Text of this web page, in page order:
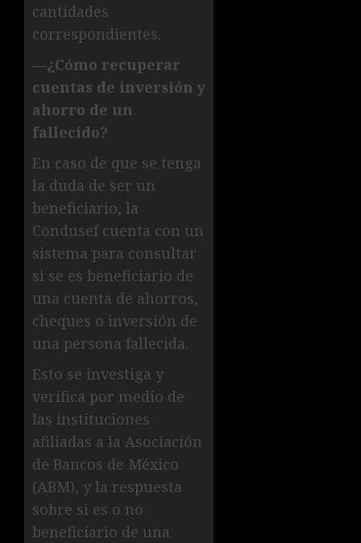
cantidades
correspondientes.
—¿Cómo recuperar
cuentas de inversión y
ahorro de un
fallecido?
En caso de que se tenga
la duda de ser un
beneficiario, la
Condusef cuenta con un
sistema para consultar
si se es beneficiario de
una cuenta de ahorros,
cheques o inversión de
una persona fallecida.
Esto se investiga y
verifica por medio de
las instituciones
afiliadas a la Asociación
de Bancos de México
(ABM), y la respuesta
sobre si es o no
beneficiario de una